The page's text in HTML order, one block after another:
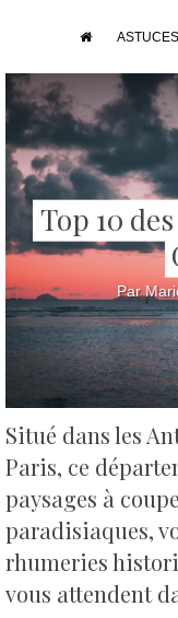
Top 10
Par
Situé dans les
Paris, ce
paysages à
paradisiaques,
rhumeries
vous attendent